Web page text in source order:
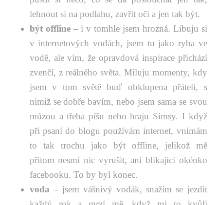
lehnout si na podlahu, zavřít oči a jen tak být.
být offline– i v tomhle jsem hrozná. Libuju si
v internetových vodách, jsem tu jako ryba ve
vodě, ale vím, že opravdová inspirace přichází
zvenčí, z reálného světa. Miluju momenty, kdy
jsem v tom světě buď obklopena přáteli, s
nimiž se dobře bavím, nebo jsem sama se svou
múzou a třeba píšu nebo hraju Simsy. I když
při psaní do blogu používám internet, vnímám
to tak trochu jako být offline, jelikož mě
přitom nesmí nic vyrušit, ani blikající okénko
facebooku. To by byl konec.
voda – jsem vášnivý vodák, snažím se jezdit